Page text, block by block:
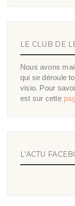
LE CLUB DE
Nous avons
qui se déroule
visio. Pour
est sur cette
L'ACTU